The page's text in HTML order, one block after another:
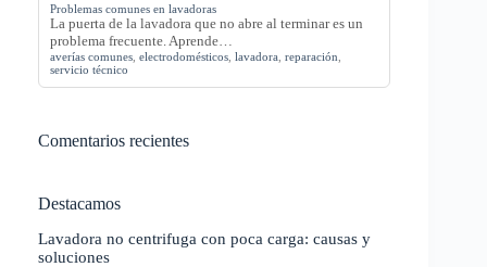
Problemas comunes en lavadoras
La puerta de la lavadora que no abre al terminar es un
problema frecuente. Aprende…
averías comunes electrodomésticos lavadora reparación
servicio técnico
Comentarios recientes
Destacamos
Lavadora no centrifuga con poca carga: causas y
soluciones